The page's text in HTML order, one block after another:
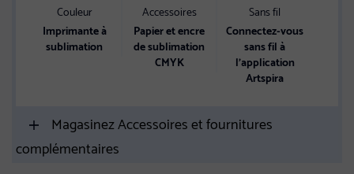
Couleur
Imprimante à
sublimation
Accessoires
Papier et encre
de sublimation
CMYK
Sans fil
Connectez-vous
sans fil à
l’application
Artspira
Magasinez Accessoires et fournitures
complémentaires